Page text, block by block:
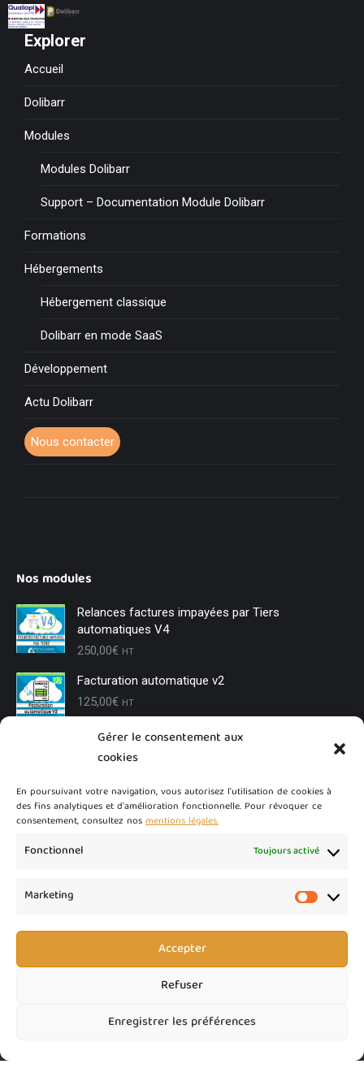
Gérer le consentement aux
cookies
En poursuivant votre navigation, vous autorisez l'utilisation de cookies à
des fins analytiques et d'amélioration fonctionnelle. Pour révoquer ce
consentement, consultez nosmentions légales.
Fonctionnel Toujours activé
Marketing
Accepter
Refuser
Enregistrer les préférences
Explorer
Accueil
Dolibarr
Modules
Modules Dolibarr
Support – Documentation Module Dolibarr
Formations
Hébergements
Hébergement classique
Dolibarr en mode SaaS
Développement
Actu Dolibarr
Nous contacter
Nos modules
Relances factures impayées par Tiers
automatiques V4
250,00€ HT
Facturation automatique v2
125,00€ HT
Changement de tiers
Conditions Générales de Vente (CGV)